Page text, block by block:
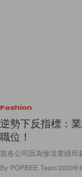
Fashion
逆勢下反指標：
職位！
當各公司因為慘淡業績而
By POPBEE Team/2020年